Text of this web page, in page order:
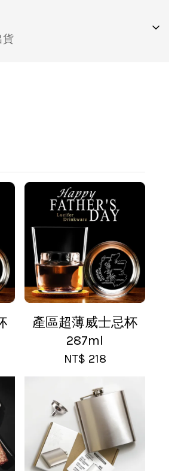
貨
享免運
享免運
170 元
210 元
- 運費 250 元
產區超薄威士忌杯
287ml
NT$ 218